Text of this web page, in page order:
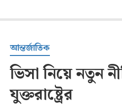
আন্তর্জাতিক
ভিসা নিয়ে নতুন
যুক্তরাষ্ট্রের